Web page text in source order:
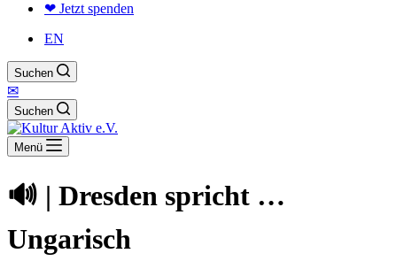
❤ Jetzt spenden
EN
Suchen
✉
Suchen
Menü
🔊 | Dresden spricht …
Ungarisch